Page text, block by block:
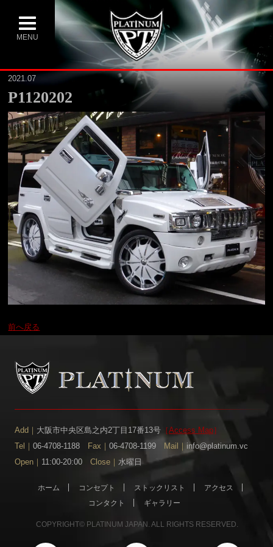
MENU
2021.07
P1120202
前へ戻る
Add｜ 大阪市中央区島之内2丁目17番13号［Access Map］
Tel｜ 06-4708-1188 Fax｜ 06-4708-1199 Mail｜ info@platinum.vc
Open｜ 11:00-20:00 Close｜ 水曜日
ホーム コンセプト ストックリスト
アクセス
コンタクト
ギャラリー
COPYRIGHT© PLATINUM JAPAN. ALL RIGHTS RESERVED.